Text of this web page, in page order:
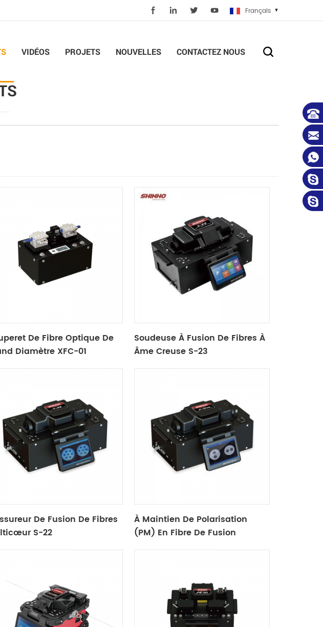
Français
VIDÉOS PROJETS NOUVELLES CONTACTEZ NOUS
De Fibre Optique De
Diamètre XFC-01
Soudeuse À Fusion De Fibres À
Âme Creuse S-23
De Fusion De Fibres
S-22
À Maintien De Polarisation
(PM) En Fibre De Fusion